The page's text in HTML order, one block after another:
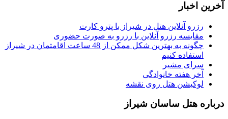
آخرین اخبار
رزرو آنلاین هتل در شیراز با پترو کارت
مقایسه رزرو آنلاین با رزرو به صورت حضوری
چگونه به بهترین شکل ممکن از 48 ساعت اقامتمان در شیراز
استفاده کنیم
سرای مشیر
آخر هفته خانوادگی
لوکیشن هتل روی نقشه
درباره هتل ساسان شیراز